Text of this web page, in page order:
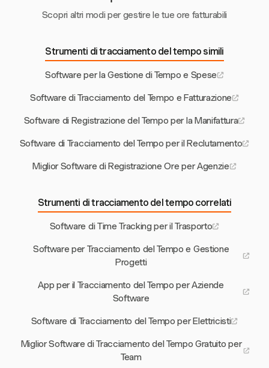
Scopri altri modi per gestire le tue ore fatturabili
Strumenti di tracciamento del tempo simili
Software per la Gestione di Tempo e Spese
Software di Tracciamento del Tempo e Fatturazione
Software di Registrazione del Tempo per la Manifattura
Software di Tracciamento del Tempo per il Reclutamento
Miglior Software di Registrazione Ore per Agenzie
Strumenti di tracciamento del tempo correlati
Software di Time Tracking per il Trasporto
Software per Tracciamento del Tempo e Gestione
Progetti
App per il Tracciamento del Tempo per Aziende
Software
Software di Tracciamento del Tempo per Elettricisti
Miglior Software di Tracciamento del Tempo Gratuito per
Team